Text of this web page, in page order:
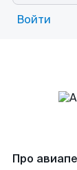
Войти
Про